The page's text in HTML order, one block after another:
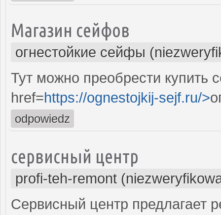
Магазин сейфов
огнестойкие сейфы
Тут можно преобрести купить
href=https://ognestojkij-sejf.ru/>
odpowiedz
сервисный центр
profi-teh-remont
Сервисный центр предлагает